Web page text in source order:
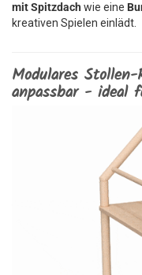
mit Spitzdach wie eine
kreativen Spielen einlädt.
Modulares
anpassbar - ideal